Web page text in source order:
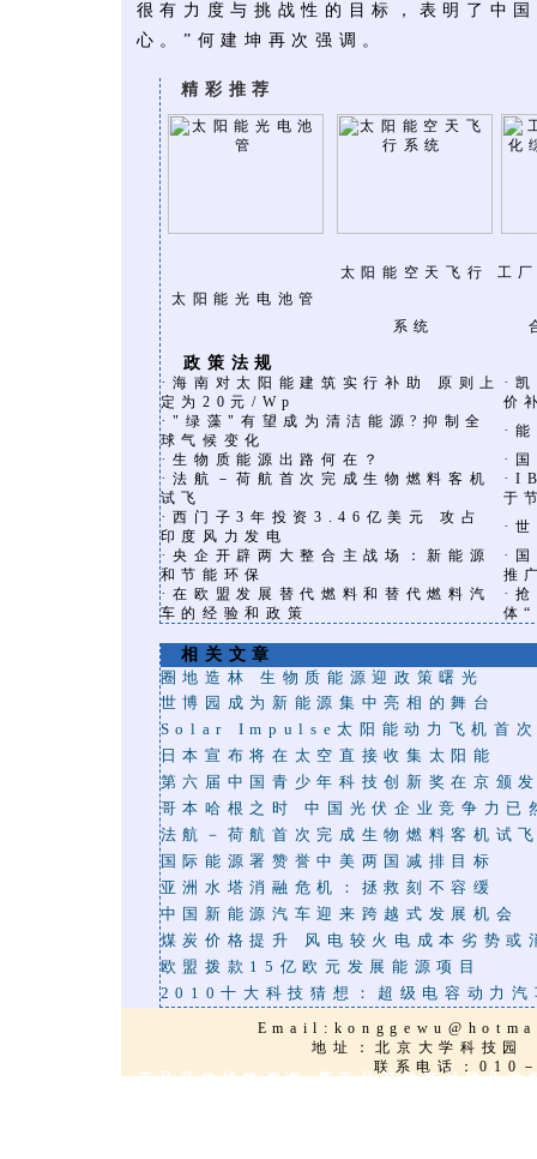
很有力度与挑战性的目标，表明了中
心。”何建坤再次强调。
精彩推荐
太阳能光电池管
太阳能空天飞行
系统
工
政策法规
·海南对太阳能建筑实行补助 原则上
定为20元/Wp
·
价
·"绿藻"有望成为清洁能源?抑制全
球气候变化
·
·生物质能源出路何在？ ·
·法航－荷航首次完成生物燃料客机
试飞
·
于
·西门子3年投资3.46亿美元 攻占
印度风力发电
·
·央企开辟两大整合主战场：新能源
和节能环保
·
推
·在欧盟发展替代燃料和替代燃料汽
车的经验和政策
·
体
相关文章
圈地造林 生物质能源迎政策曙光
世博园成为新能源集中亮相的舞台
Solar Impulse太阳能动力飞机首
日本宣布将在太空直接收集太阳能
第六届中国青少年科技创新奖在京颁
哥本哈根之时 中国光伏企业竞争力已
法航－荷航首次完成生物燃料客机试
国际能源署赞誉中美两国减排目标
亚洲水塔消融危机：拯救刻不容缓
中国新能源汽车迎来跨越式发展机会
煤炭价格提升 风电较火电成本劣势或
欧盟拨款15亿欧元发展能源项目
2010十大科技猜想：超级电容动力
Email:
地址：北京大学
联系电话：
能源环保技术 产品开发战略咨询 新产品开发产品优化